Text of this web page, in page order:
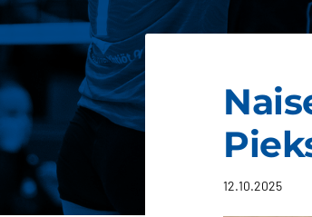
12.10.2025